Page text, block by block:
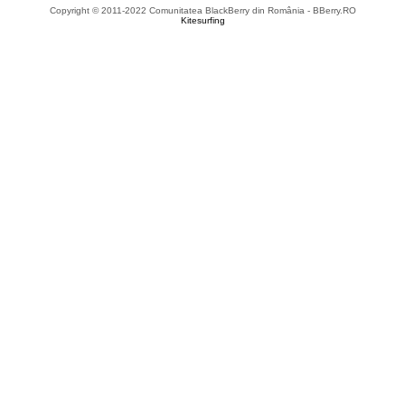
Copyright © 2011-2022 Comunitatea BlackBerry din România - BBerry.RO
Kitesurfing